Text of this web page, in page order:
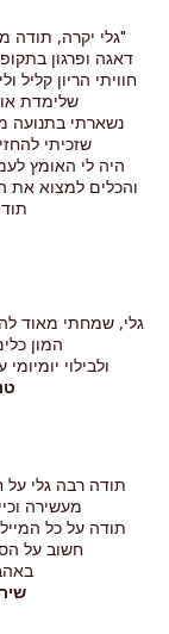
"גלי יקרה, תודה
דאגה ופרגון
חוויתי הריון
שלימדת
נשארתי בתנועה
שזכיתי
היה לי האומץ
והכלים למצוא את
גלי, שמחתי מאוד
המון
ולבילוי
תודה רבה גלי
מעשירה
תודה על כל
חשוב על